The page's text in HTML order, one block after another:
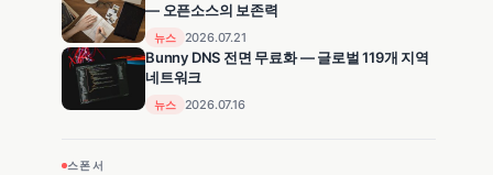
— 오픈소스의 보존력
뉴스 2026.07.21
Bunny DNS 전면 무료화 — 글로벌 119개 지역
네트워크
뉴스 2026.07.16
스폰서